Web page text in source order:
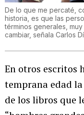
De lo que me percaté,
historia, es que las
términos generales,
cambiar, señala Carlos
En otros escritos
temprana edad
de los libros que